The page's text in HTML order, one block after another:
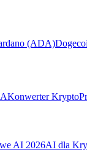
(ADA)
Konwerter Krypto
AI 2026AI dla